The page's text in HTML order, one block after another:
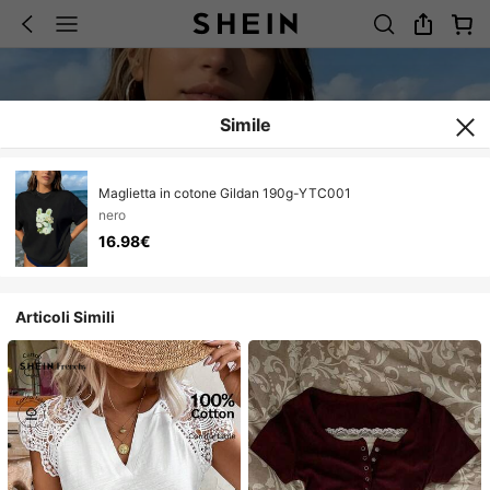
Simile
Maglietta in cotone Gildan 190g-YTC001
nero
16.98€
Articoli Simili